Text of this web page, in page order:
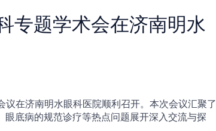
专题学术会在济南明水
在济南明水眼科医院顺利召开。本次会议汇聚了
底病的规范诊疗等热点问题展开深入交流与探